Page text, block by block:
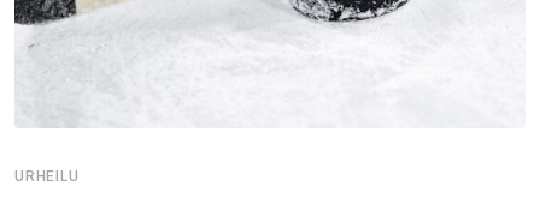
URHEILU